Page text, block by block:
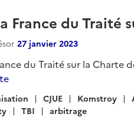
France du Traité
27 janvier 2023
du Traité sur la Charte
CJUE Komstroy
TBI arbitrage